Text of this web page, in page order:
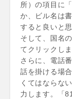
所）の項目に
か、ビル名は
すると良いと思
そして、国名
てクリックしま
さらに、電話
話を掛ける場
くてはならな
力します。「